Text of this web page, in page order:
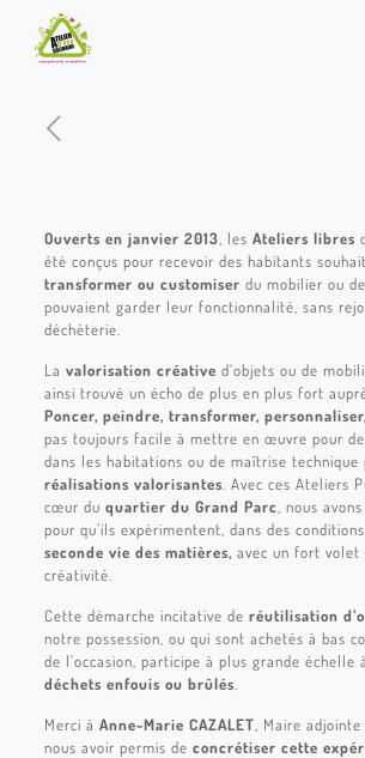
Ouverts en janvier 2013 , les Ateliers libres
été conçus pour recevoir des habitants
transformer ou customiser du mobilier ou
pouvaient garder leur fonctionnalité, sans
déchèterie.
La valorisation créative d’objets ou de
ainsi trouvé un écho de plus en plus fort
Poncer, peindre, transformer,
pas toujours facile à mettre en œuvre pour
dans les habitations ou de maîtrise
réalisations valorisantes . Avec ces Ateliers
cœur du quartier du Grand Parc , nous
pour qu’ils expérimentent, dans des
seconde vie des matières, avec un fort volet
créativité.
Cette démarche incitative de réutilisation
notre possession, ou qui sont achetés à bas
de l’occasion, participe à plus grande échelle
déchets enfouis ou brûlés
Merci à Anne-Marie CAZALET , Maire
nous avoir permis de concrétiser cette